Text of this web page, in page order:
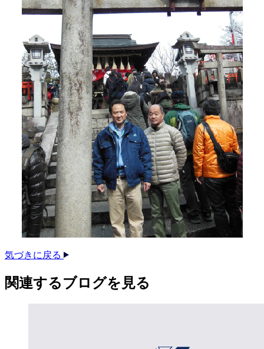
気づきに戻る
関連する​ブログを​見る​